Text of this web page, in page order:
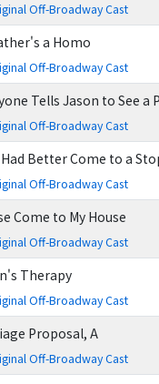
Off-Broadway Cast
a Homo
Off-Broadway Cast
Tells Jason to See a
Off-Broadway Cast
Better Come to a
Off-Broadway Cast
Come to My House
Off-Broadway Cast
Therapy
Off-Broadway Cast
Proposal, A
Off-Broadway Cast